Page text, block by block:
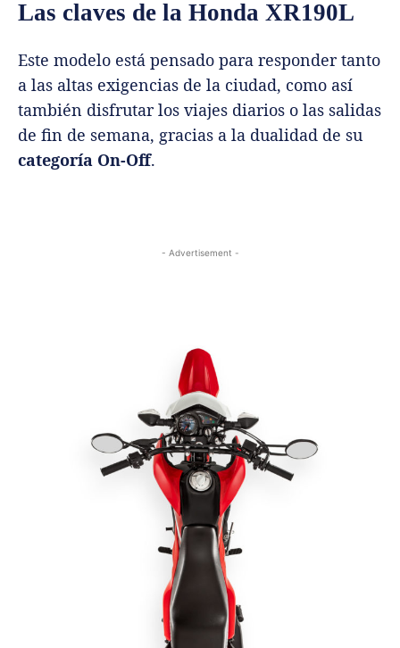
Las claves de la Honda XR190L
Este modelo está pensado para responder tanto
a las altas exigencias de la ciudad, como así
también disfrutar los viajes diarios o las salidas
de fin de semana, gracias a la dualidad de su
categoría On-Off.
- Advertisement -